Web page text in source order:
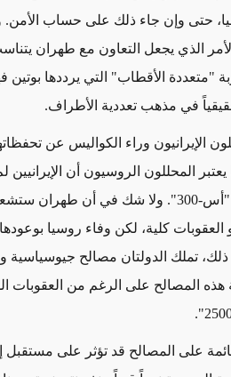
حتى وإن جاء ذلك على حساب الأمن.
الأمر الذي يجعل التعاون مع طهران
"متعددة الأقطاب" التي يرددها
في مذهب تعددية الأطراف.
الإيرانيون وراء الكواليس عن
المحللون الروسيون أن الإيرانيين
التي تعرضوا لها بسبب صفقة صواريخ "أس-300". ولا شك في أن
كلية، لكن وفاء روسيا
تملك الدولتان مصالح جيوسياسية
المصالح على الرغم من العقوبات
على المصالح قد تؤثر على مستقبل